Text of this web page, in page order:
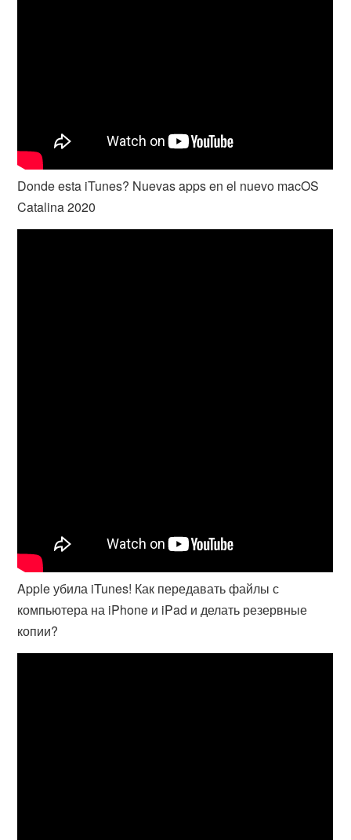
Donde esta iTunes? Nuevas apps en el nuevo macOS
Catalina 2020
Apple убила iTunes! Как передавать файлы с
компьютера на iPhone и iPad и делать резервные
копии?